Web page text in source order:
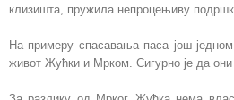
клизишта, пружила непроцењиву
На примеру спасавања паса још
живот Жућки и Мрком. Сигурно је да